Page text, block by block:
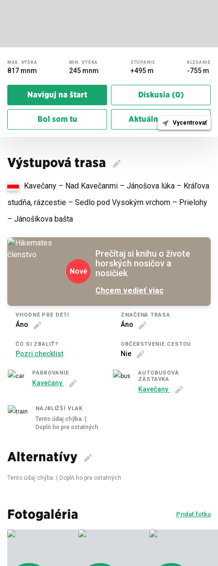
Vycentrovať
MAX. VÝŠKA
817 mnm
MIN.VÝŠKA
245 mnm
STÚPANIE
+495 m
KLESANIE
-755 m
Naviguj na štart Diskusia (0)
Bol som tu Aktuálne počasie
Výstupová trasa
Kavečany – Nad Kavečanmi – Jánošova lúka – Kráľova
studňa, rázcestie – Sedlo pod Vysokým vrchom – Prielohy
– Jánošíkova bašta
Nové
Prečítaj si knihu o živote
horských nosičov a
nosičiek
Chcem vedieť viac
VHODNÉ PRE DETI
Áno
ZNAČENÁ TRASA
Áno
ČO SI ZBALIŤ?
Pozri checklist
OBČERSTVENIE CESTOU
Nie
PARKOVANIE
Kavečany
AUTOBUSOVÁ
ZÁSTAVKA
Kavečany
NAJBLIŽŠÍ VLAK
Tento údaj chýba :(
Doplň ho pre ostatných
Alternatívy
Tento údaj chýba :( Doplň ho pre ostatných
Fotogaléria Pridať fotku